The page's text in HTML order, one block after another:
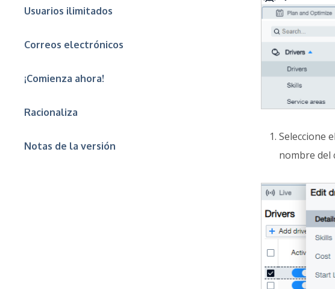
Usuarios ilimitados
Correos electrónicos
¡Comienza ahora!
Racionaliza
Notas de la versión
Seleccione
nombre del